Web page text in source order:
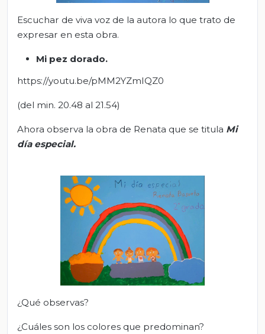
Escuchar de viva voz de la autora lo que trato de
expresar en esta obra.
Mi pez dorado.
https://youtu.be/pMM2YZmIQZ0
(del min. 20.48 al 21.54)
Ahora observa la obra de Renata que se titula Mi
día especial.
¿Qué observas?
¿Cuáles son los colores que predominan?